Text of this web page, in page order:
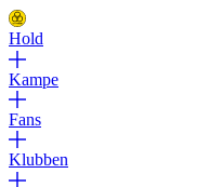
Hold
Kampe
Fans
Klubben